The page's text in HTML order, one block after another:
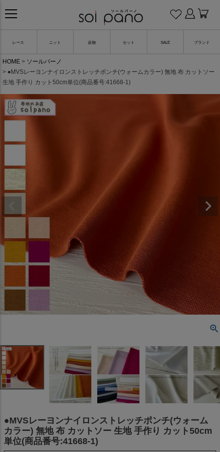
レース ニット 反物 セット SALE ブランド
HOME
ソールパーノ
●MVSレーヨンナイロンストレッチポンチ(ウォームカラー) 無地 布 カットソー
生地 手作り カット50cm単位(商品番号:41668-1)
●MVSレーヨンナイロンストレッチポンチ(ウォーム
カラー) 無地 布 カットソー 生地 手作り カット50cm
単位(商品番号:41668-1)